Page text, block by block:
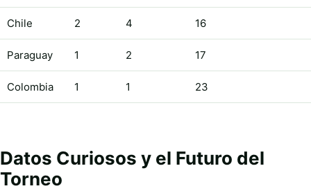
Chile 2 4 16
Paraguay 1 2 17
Colombia 1 1 23
Datos Curiosos y el Futuro del
Torneo